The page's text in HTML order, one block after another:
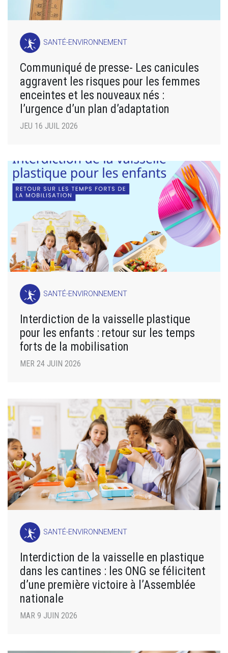
SANTÉ-ENVIRONNEMENT
Communiqué de presse- Les canicules
aggravent les risques pour les femmes
enceintes et les nouveaux nés :
l’urgence d’un plan d’adaptation
JEU 16 JUIL 2026
SANTÉ-ENVIRONNEMENT
Interdiction de la vaisselle plastique
pour les enfants : retour sur les temps
forts de la mobilisation
MER 24 JUIN 2026
SANTÉ-ENVIRONNEMENT
Interdiction de la vaisselle en plastique
dans les cantines : les ONG se félicitent
d’une première victoire à l’Assemblée
nationale
MAR 9 JUIN 2026